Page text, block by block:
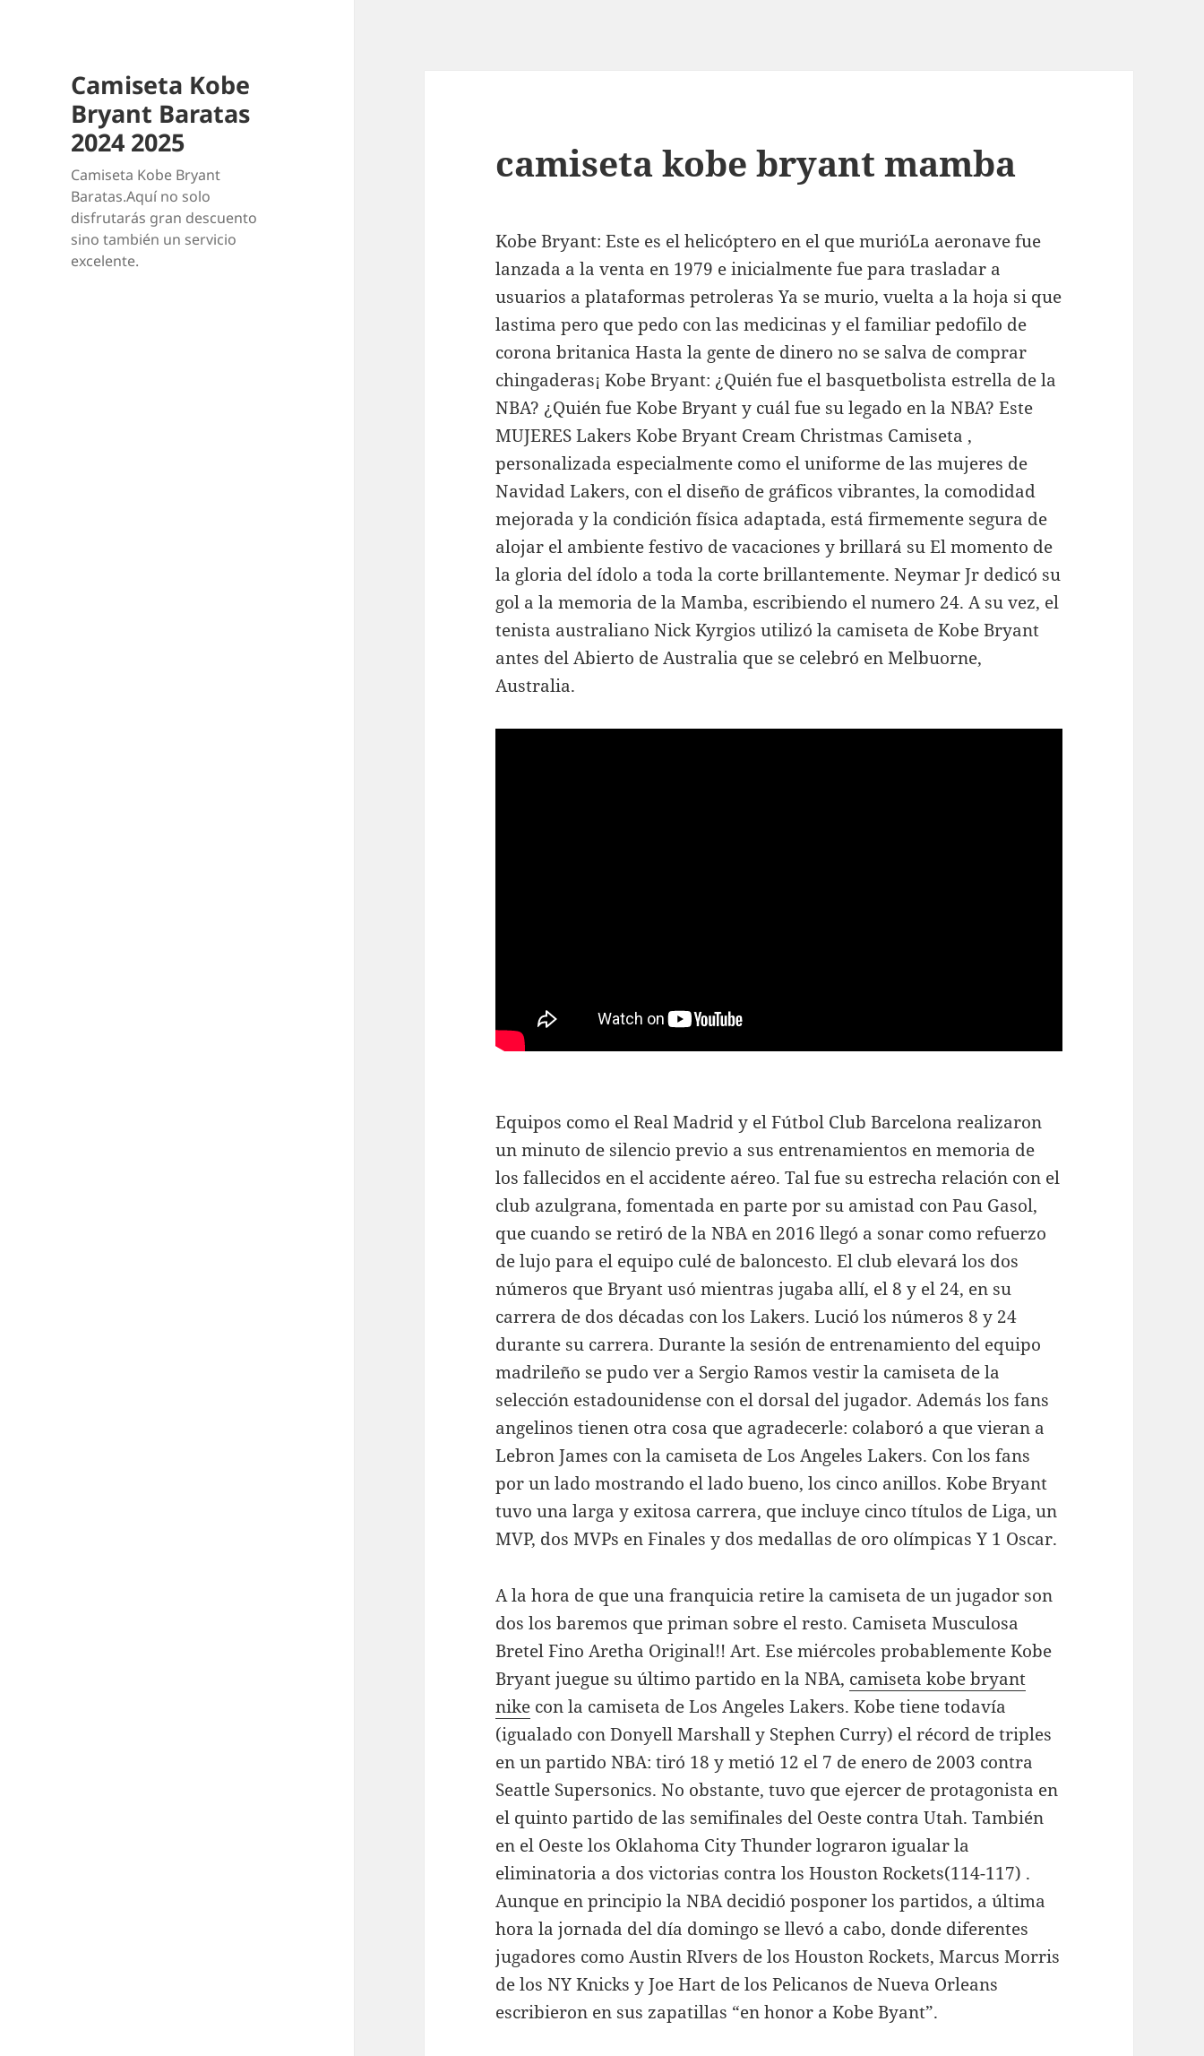
Camiseta Kobe
Bryant Baratas
2024 2025
Camiseta Kobe Bryant
Baratas.Aquí no solo
disfrutarás gran descuento
sino también un servicio
excelente.
camiseta kobe bryant mamba
Kobe Bryant: Este es el helicóptero en el que murióLa aeronave fue
lanzada a la venta en 1979 e inicialmente fue para trasladar a
usuarios a plataformas petroleras Ya se murio, vuelta a la hoja si que
lastima pero que pedo con las medicinas y el familiar pedofilo de
corona britanica Hasta la gente de dinero no se salva de comprar
chingaderas¡ Kobe Bryant: ¿Quién fue el basquetbolista estrella de la
NBA? ¿Quién fue Kobe Bryant y cuál fue su legado en la NBA? Este
MUJERES Lakers Kobe Bryant Cream Christmas Camiseta ,
personalizada especialmente como el uniforme de las mujeres de
Navidad Lakers, con el diseño de gráficos vibrantes, la comodidad
mejorada y la condición física adaptada, está firmemente segura de
alojar el ambiente festivo de vacaciones y brillará su El momento de
la gloria del ídolo a toda la corte brillantemente. Neymar Jr dedicó su
gol a la memoria de la Mamba, escribiendo el numero 24. A su vez, el
tenista australiano Nick Kyrgios utilizó la camiseta de Kobe Bryant
antes del Abierto de Australia que se celebró en Melbuorne,
Australia.
Equipos como el Real Madrid y el Fútbol Club Barcelona realizaron
un minuto de silencio previo a sus entrenamientos en memoria de
los fallecidos en el accidente aéreo. Tal fue su estrecha relación con el
club azulgrana, fomentada en parte por su amistad con Pau Gasol,
que cuando se retiró de la NBA en 2016 llegó a sonar como refuerzo
de lujo para el equipo culé de baloncesto. El club elevará los dos
números que Bryant usó mientras jugaba allí, el 8 y el 24, en su
carrera de dos décadas con los Lakers. Lució los números 8 y 24
durante su carrera. Durante la sesión de entrenamiento del equipo
madrileño se pudo ver a Sergio Ramos vestir la camiseta de la
selección estadounidense con el dorsal del jugador. Además los fans
angelinos tienen otra cosa que agradecerle: colaboró a que vieran a
Lebron James con la camiseta de Los Angeles Lakers. Con los fans
por un lado mostrando el lado bueno, los cinco anillos. Kobe Bryant
tuvo una larga y exitosa carrera, que incluye cinco títulos de Liga, un
MVP, dos MVPs en Finales y dos medallas de oro olímpicas Y 1 Oscar.
A la hora de que una franquicia retire la camiseta de un jugador son
dos los baremos que priman sobre el resto. Camiseta Musculosa
Bretel Fino Aretha Original!! Art. Ese miércoles probablemente Kobe
Bryant juegue su último partido en la NBA, camiseta kobe bryant
nike con la camiseta de Los Angeles Lakers. Kobe tiene todavía
(igualado con Donyell Marshall y Stephen Curry) el récord de triples
en un partido NBA: tiró 18 y metió 12 el 7 de enero de 2003 contra
Seattle Supersonics. No obstante, tuvo que ejercer de protagonista en
el quinto partido de las semifinales del Oeste contra Utah. También
en el Oeste los Oklahoma City Thunder lograron igualar la
eliminatoria a dos victorias contra los Houston Rockets(114-117) .
Aunque en principio la NBA decidió posponer los partidos, a última
hora la jornada del día domingo se llevó a cabo, donde diferentes
jugadores como Austin RIvers de los Houston Rockets, Marcus Morris
de los NY Knicks y Joe Hart de los Pelicanos de Nueva Orleans
escribieron en sus zapatillas “en honor a Kobe Byant”.